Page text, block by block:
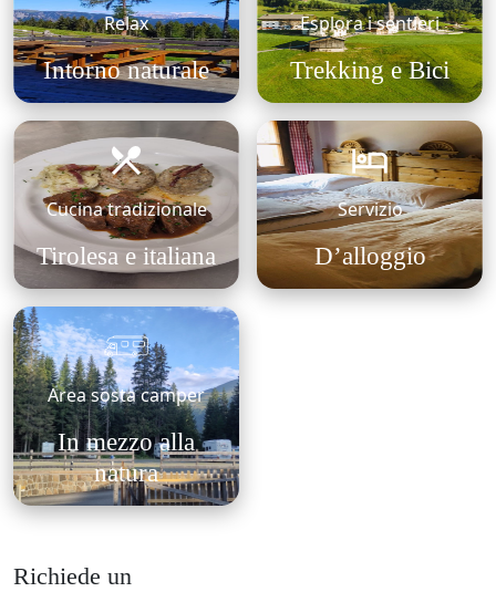
Relax
Intorno naturale
Esplora i sentieri
Trekking e Bici
Cucina tradizionale
Tirolesa e italiana
Servizio
D’alloggio
Area sosta camper
In mezzo alla
natura
Richiede un